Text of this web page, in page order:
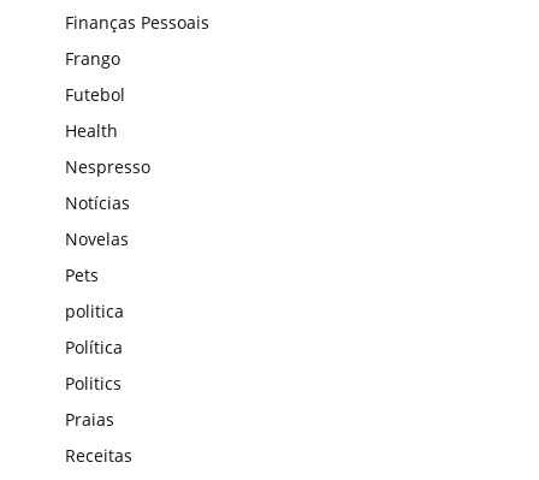
Finanças Pessoais
Frango
Futebol
Health
Nespresso
Notícias
Novelas
Pets
politica
Política
Politics
Praias
Receitas